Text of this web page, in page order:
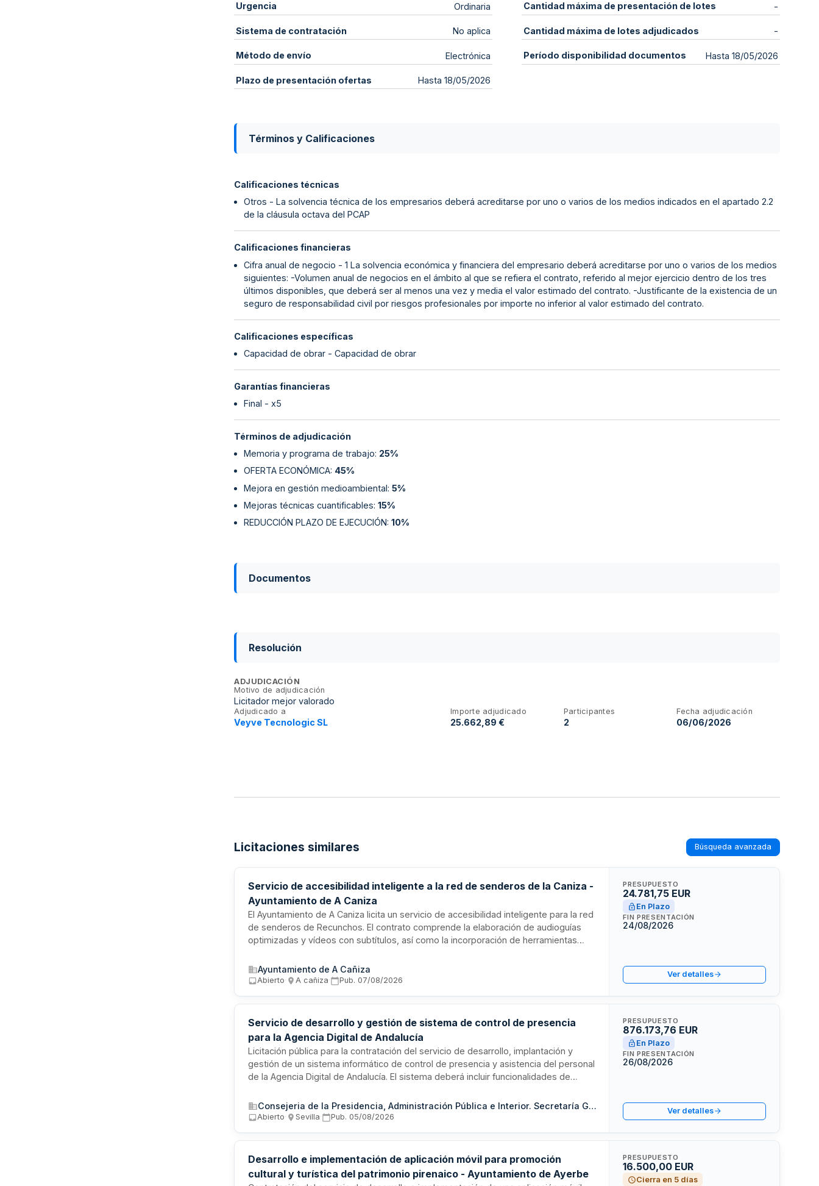
Urgencia Ordinaria
Sistema de contratación No aplica
Método de envío Electrónica
Plazo de presentación ofertas Hasta 18/05/2026
Cantidad máxima de presentación de lotes -
Cantidad máxima de lotes adjudicados -
Período disponibilidad documentos Hasta 18/05/2026
Términos y Calificaciones
Calificaciones técnicas
Otros - La solvencia técnica de los empresarios deberá acreditarse por uno o varios de los medios indicados en el apartado 2.2
de la cláusula octava del PCAP
Calificaciones financieras
Cifra anual de negocio - 1 La solvencia económica y financiera del empresario deberá acreditarse por uno o varios de los medios
siguientes: -Volumen anual de negocios en el ámbito al que se refiera el contrato, referido al mejor ejercicio dentro de los tres
últimos disponibles, que deberá ser al menos una vez y media el valor estimado del contrato. -Justificante de la existencia de un
seguro de responsabilidad civil por riesgos profesionales por importe no inferior al valor estimado del contrato.
Calificaciones específicas
Capacidad de obrar - Capacidad de obrar
Garantías financieras
Final - x5
Términos de adjudicación
Memoria y programa de trabajo: 25%
OFERTA ECONÓMICA: 45%
Mejora en gestión medioambiental: 5%
Mejoras técnicas cuantificables: 15%
REDUCCIÓN PLAZO DE EJECUCIÓN: 10%
Documentos
Resolución
ADJUDICACIÓN
Motivo de adjudicación
Licitador mejor valorado
Adjudicado a
Veyve Tecnologic SL
Importe adjudicado
25.662,89 €
Participantes
2
Fecha adjudicación
06/06/2026
Licitaciones similares Búsqueda avanzada
Servicio de accesibilidad inteligente a la red de senderos de la Caniza -
Ayuntamiento de A Caniza
El Ayuntamiento de A Caniza licita un servicio de accesibilidad inteligente para la red
de senderos de Recunchos. El contrato comprende la elaboración de audioguías
optimizadas y vídeos con subtítulos, así como la incorporación de herramientas
móvil. El objetivo es mejorar la autonomía de personas con discapacidad visual o
auditiva, personas mayores y otros colectivos con dificultades de acceso a la
Ayuntamiento de A Cañiza
Abierto· A cañiza· Pub. 07/08/2026
PRESUPUESTO
24.781,75 EUR
En Plazo
FIN PRESENTACIÓN
24/08/2026
Ver detalles
Servicio de desarrollo y gestión de sistema de control de presencia
para la Agencia Digital de Andalucía
Licitación pública para la contratación del servicio de desarrollo, implantación y
gestión de un sistema informático de control de presencia y asistencia del personal
de la Agencia Digital de Andalucía. El sistema deberá incluir funcionalidades de
integración con sistemas de recursos humanos existentes. El contrato se ejecutará
desde la sede de la agencia en Sevilla y requiere soporte técnico y mantenimiento
Consejeria de la Presidencia, Administración Pública e Interior. Secretaría General Técnica
Abierto· Sevilla· Pub. 05/08/2026
PRESUPUESTO
876.173,76 EUR
En Plazo
FIN PRESENTACIÓN
26/08/2026
Ver detalles
Desarrollo e implementación de aplicación móvil para promoción
cultural y turística del patrimonio pirenaico - Ayuntamiento de Ayerbe
PRESUPUESTO
16.500,00 EUR
Cierra en 5 días